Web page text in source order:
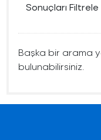
Sonuçları Filtrele
Başka bir arama
bulunabilirsiniz.